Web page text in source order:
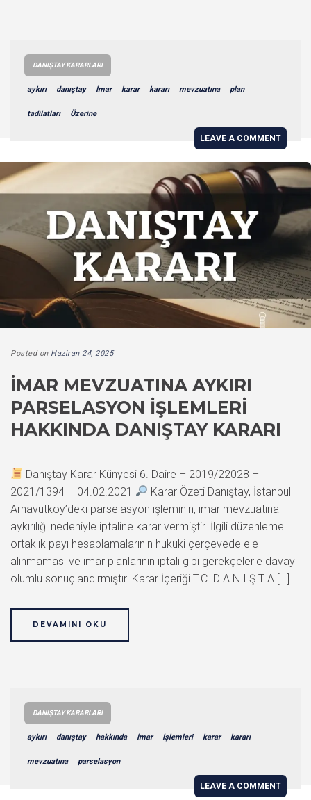
DANIŞTAY KARARLARI
aykırı danıştay İmar karar kararı mevzuatına plan
tadilatları Üzerine
LEAVE A COMMENT
Posted on Haziran 24, 2025
İMAR MEVZUATINA AYKIRI
PARSELASYON İŞLEMLERI
HAKKINDA DANIŞTAY KARARI
Danıştay Karar Künyesi 6. Daire – 2019/22028 –
2021/1394 – 04.02.2021
Karar Özeti Danıştay, İstanbul
Arnavutköy’deki parselasyon işleminin, imar mevzuatına
aykırılığı nedeniyle iptaline karar vermiştir. İlgili düzenleme
ortaklık payı hesaplamalarının hukuki çerçevede ele
alınmaması ve imar planlarının iptali gibi gerekçelerle davayı
olumlu sonuçlandırmıştır. Karar İçeriği T.C. D A N I Ş T A […]
DEVAMINI OKU
DANIŞTAY KARARLARI
aykırı danıştay hakkında İmar İşlemleri karar kararı
mevzuatına parselasyon
LEAVE A COMMENT